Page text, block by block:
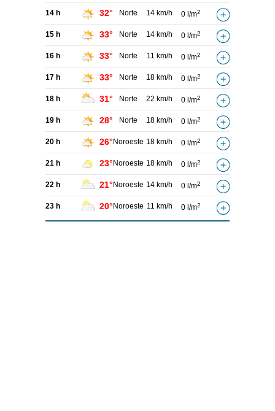
14 h 32° Norte 14 km/h 0 l/m2
15 h 33° Norte 14 km/h 0 l/m2
16 h 33° Norte 11 km/h 0 l/m2
17 h 33° Norte 18 km/h 0 l/m2
18 h 31° Norte 22 km/h 0 l/m2
19 h 28° Norte 18 km/h 0 l/m2
20 h 26° Noroeste 18 km/h 0 l/m2
21 h 23° Noroeste 18 km/h 0 l/m2
22 h 21° Noroeste 14 km/h 0 l/m2
23 h 20° Noroeste 11 km/h 0 l/m2